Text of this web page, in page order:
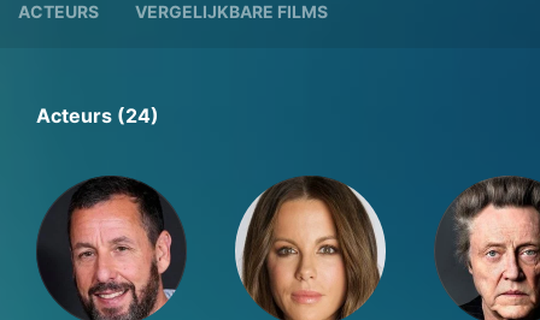
ACTEURS VERGELIJKBARE FILMS
Acteurs (24)